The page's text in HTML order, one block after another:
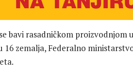
bavi rasadničkom proizvodnjom
16 zemalja, Federalno